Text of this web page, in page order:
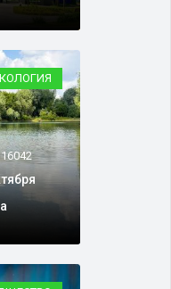
16042